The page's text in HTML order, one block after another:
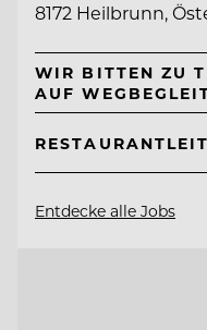
8172 Heilbrunn,
WIR BITTEN ZU
AUF
Entdecke alle Jobs